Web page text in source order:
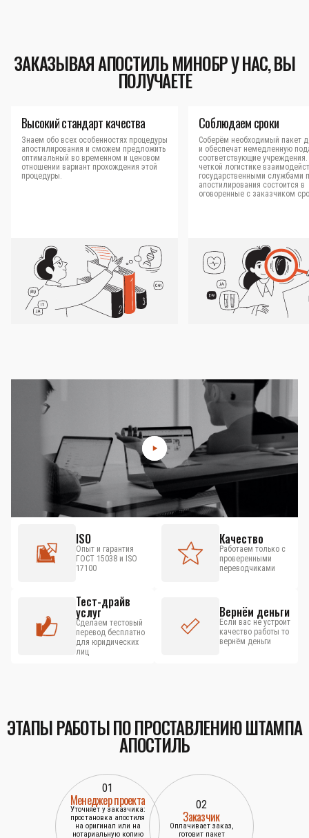
ЗАКАЗЫВАЯ АПОСТИЛЬ МИНОБР У НАС, ВЫ
ПОЛУЧАЕТЕ
Высокий стандарт качества
Знаем обо всех особенностях процедуры
апостилирования и сможем предложить
оптимальный во временном и ценовом
отношении вариант прохождения этой
процедуры.
Соблюдаем сроки
Соберём необходимый пакет
и обеспечат немедленную
соответствующие
четкой логистике
государственными службами
апостилирования состоится в
оговоренные с заказчиком
ISO
Опыт и гарантия
ГОСТ 15038 и ISO
17100
Качество
Работаем только с
проверенными
переводчиками
Тест-драйв
услуг
Сделаем тестовый
перевод бесплатно
для юридических
лиц
Вернём деньги
Если вас не устроит
качество работы то
вернём деньги
ЭТАПЫ РАБОТЫ ПО ПРОСТАВЛЕНИЮ ШТАМПА
АПОСТИЛЬ
01
Менеджер проекта
Уточняет у заказчика:
простановка апостиля
на оригинал или на
нотариальную копию
02
Заказчик
Оплачивает заказ,
готовит пакет